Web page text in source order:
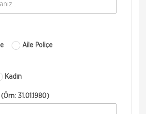
Aile Poliçe
Kadın
31.01.1980)